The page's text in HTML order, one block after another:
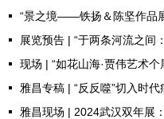
“景之境——铁扬＆陈坚作品
展览预告 | “于两条河流之间
现场 | “如花山海·贾伟艺术
雅昌专稿 | “反反噬”切入时
雅昌现场 | 2024武汉双年展